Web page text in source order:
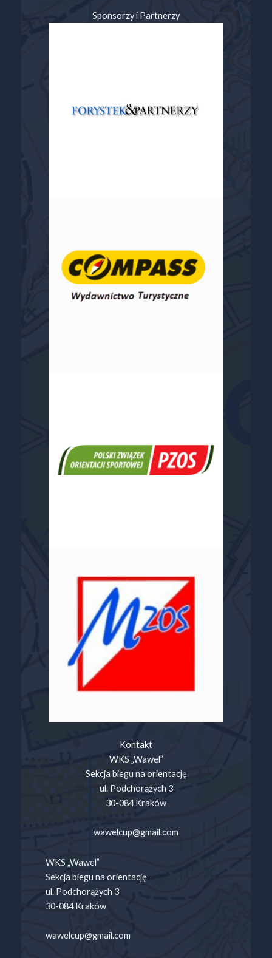
Sponsorzy i Partnerzy
Kontakt
WKS „Wawel”
Sekcja biegu na orientację
ul. Podchorążych 3
30-084 Kraków
wawelcup@gmail.com
WKS „Wawel”
Sekcja biegu na orientację
ul. Podchorążych 3
30-084 Kraków
wawelcup@gmail.com